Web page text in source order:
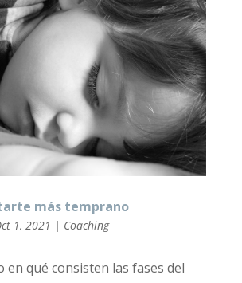
más temprano
1, 2021 | Coaching
en qué consisten las fases del